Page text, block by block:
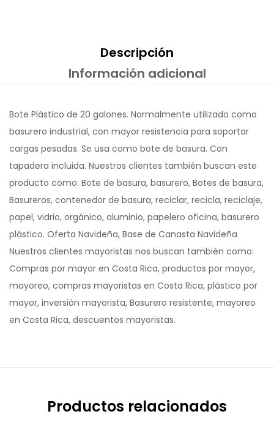
Descripción
Información adicional
Bote Plástico de 20 galones. Normalmente utilizado como
basurero industrial, con mayor resistencia para soportar
cargas pesadas. Se usa como bote de basura. Con
tapadera incluida. Nuestros clientes también buscan este
producto como: Bote de basura, basurero, Botes de basura,
Basureros, contenedor de basura, reciclar, recicla, reciclaje,
papel, vidrio, orgánico, aluminio, papelero oficina, basurero
plástico. Oferta Navideña, Base de Canasta Navideña
Nuestros clientes mayoristas nos buscan también como:
Compras por mayor en Costa Rica, productos por mayor,
mayoreo, compras mayoristas en Costa Rica, plástico por
mayor, inversión mayorista, Basurero resistente, mayoreo
en Costa Rica, descuentos mayoristas.
Productos relacionados